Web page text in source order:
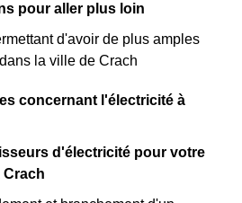
pour aller plus loin
d'avoir de plus amples
la ville de Crach
concernant l'électricité à
d'électricité pour votre
Crach